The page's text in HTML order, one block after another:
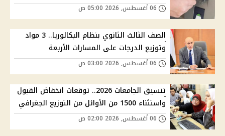
الصف الثالث الثانوي بنظام البكالوريا.. 3 مواد
وتوزيع الدرجات على المسارات الأربعة
تنسيق الجامعات 2026.. توقعات انخفاض القبول
واستثناء 1500 من الأوائل من التوزيع الجغرافي